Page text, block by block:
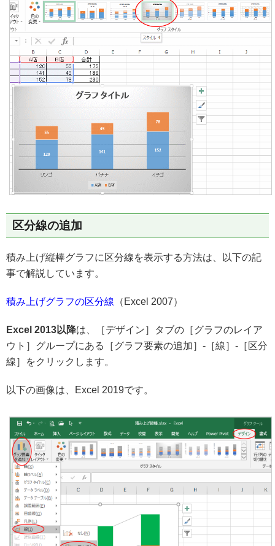
区分線の追加
積み上げ縦棒グラフに区分線を表示する方法は、以下の記
事で解説しています。
積み上げグラフの区分線 （Excel 2007）
Excel 2013以降は、［デザイン］タブの［グラフのレイア
ウト］グループにある［グラフ要素の追加］-［線］-［区分
線］をクリックします。
以下の画像は、Excel 2019です。